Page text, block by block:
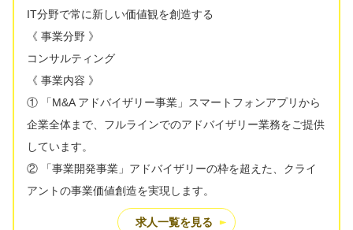
IT分野で常に新しい価値観を創造する
《 事業分野 》
コンサルティング
《 事業内容 》
① 「M&A アドバイザリー事業」スマートフォンアプリから
企業全体まで、フルラインでのアドバイザリー業務をご提供
しています。
② 「事業開発事業」アドバイザリーの枠を超えた、クライ
アントの事業価値創造を実現します。
求人一覧を見る